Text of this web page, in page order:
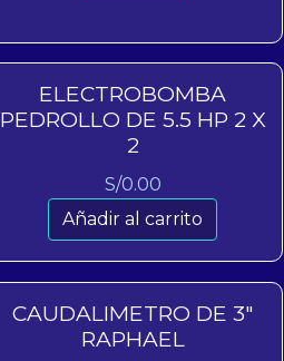
ELECTROBOMBA
PEDROLLO DE 5.5 HP 2 X
2
S/0.00
Añadir al carrito
CAUDALIMETRO DE 3″
RAPHAEL